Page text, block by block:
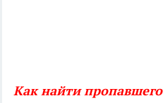
Как найти пропавшего